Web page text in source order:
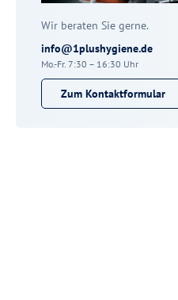
Wir beraten Sie gerne.
info@1plushygiene.de
Mo.-Fr. 7:30 – 16:30 Uhr
Zum Kontaktformular